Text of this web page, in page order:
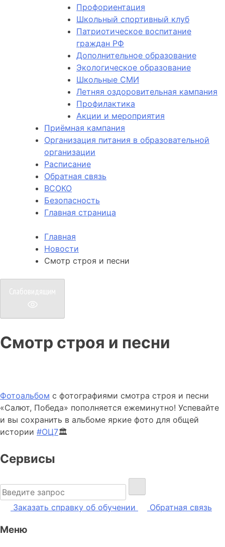
Профориентация
Школьный спортивный клуб
Патриотическое воспитание
граждан РФ
Дополнительное образование
Экологическое образование
Школьные СМИ
Летняя оздоровительная кампания
Профилактика
Акции и мероприятия
Приёмная кампания
Организация питания в образовательной
организации
Расписание
Обратная связь
ВСОКО
Безопасность
Главная страница
Главная
Новости
Смотр строя и песни
Слабовидящим
Смотр строя и песни
Фотоальбом с фотографиями смотра строя и песни
«Салют, Победа» пополняется ежеминутно! Успевайте
и вы сохранить в альбоме яркие фото для общей
истории #ОЦ7🏛
Сервисы
Найти:
Заказать справку об обучении Обратная связь
Меню